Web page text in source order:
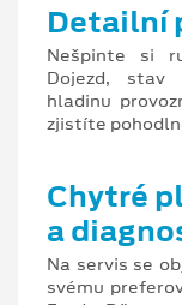
Detailní
Nešpinte si
Dojezd, stav
hladinu
zjistíte
Chytré
a
Na servis se
svému